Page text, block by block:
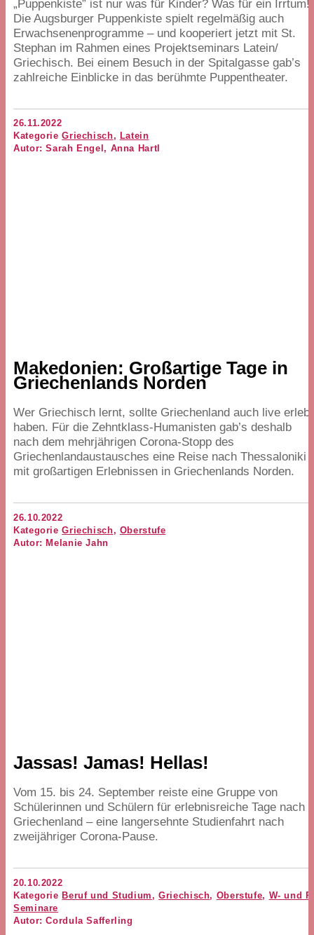
„Puppenkiste” ist nur was für Kinder? Was für ein Irrtum!
Die Augsburger Puppenkiste spielt regelmäßig auch
Erwachsenenprogramme – und kooperiert jetzt mit St.
Stephan im Rahmen eines Projektseminars Latein/​
Griechisch. Bei einem Besuch in der Spitalgasse gab’s
zahlreiche Einblicke in das berühmte Puppentheater.
26.11.2022
KategorieGriechisch, Latein
Autor: Sarah Engel, Anna Hartl
Makedonien: Großartige Tage in
Griechenlands Norden
Wer Griechisch lernt, sollte Griechenland auch live erlebt
haben. Für die Zehntklass-Humanisten gab’s deshalb
nach dem mehrjährigen Corona-Stopp des
Griechenlandaustausches eine Reise nach Thessaloniki
mit großartigen Erlebnissen in Griechenlands Norden.
26.10.2022
KategorieGriechisch, Oberstufe
Autor: Melanie Jahn
Jassas! Jamas! Hellas!
Vom 15. bis 24. September reiste eine Gruppe von
Schülerinnen und Schülern für erlebnisreiche Tage nach
Griechenland – eine langersehnte Studienfahrt nach
zweijähriger Corona-Pause.
20.10.2022
Kategorie Beruf und Studium ,Griechisch, Oberstufe, W- und
Seminare
Autor: Cordula Safferling